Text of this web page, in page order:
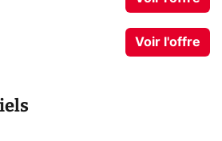
Voir l'offre